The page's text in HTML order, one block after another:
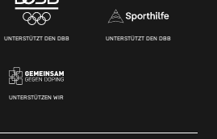
UNTERSTÜTZT DEN DBB UNTERSTÜTZT DEN DBB
UNTERSTÜTZEN WIR